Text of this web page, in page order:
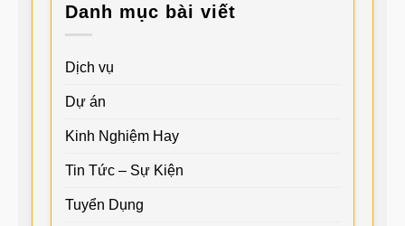
Danh mục bài viết
Dịch vụ
Dự án
Kinh Nghiệm Hay
Tin Tức – Sự Kiện
Tuyển Dụng